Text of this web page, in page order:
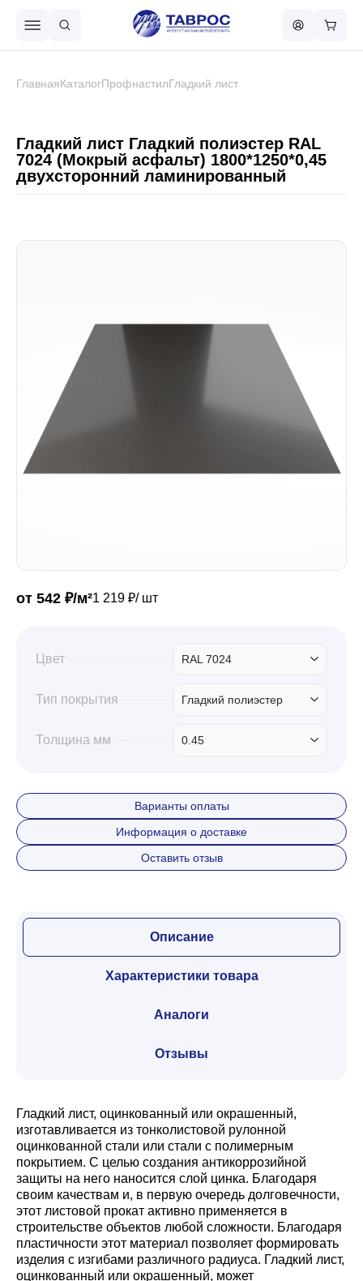
Металлочерепица
Сваи винтовые
Забор
Профили для гипсокартона
ГлавнаяКаталогПрофнастилГладкий лист
Гладкий лист Гладкий полиэстер RAL
7024 (Мокрый асфальт) 1800*1250*0,45
двухсторонний ламинированный
от 542 ₽/м²1 219 ₽/ шт
Цвет RAL 7024
Тип покрытия Гладкий полиэстер
Толщина мм 0.45
Варианты оплаты
Информация о доставке
Оставить отзыв
Описание
Характеристики товара
Аналоги
Отзывы
Гладкий лист, оцинкованный или окрашенный,
изготавливается из тонколистовой рулонной
оцинкованной стали или стали с полимерным
покрытием. С целью создания антикоррозийной
защиты на него наносится слой цинка. Благодаря
своим качествам и, в первую очередь долговечности,
этот листовой прокат активно применяется в
строительстве объектов любой сложности. Благодаря
пластичности этот материал позволяет формировать
изделия с изгибами различного радиуса. Гладкий лист,
оцинкованный или окрашенный, может